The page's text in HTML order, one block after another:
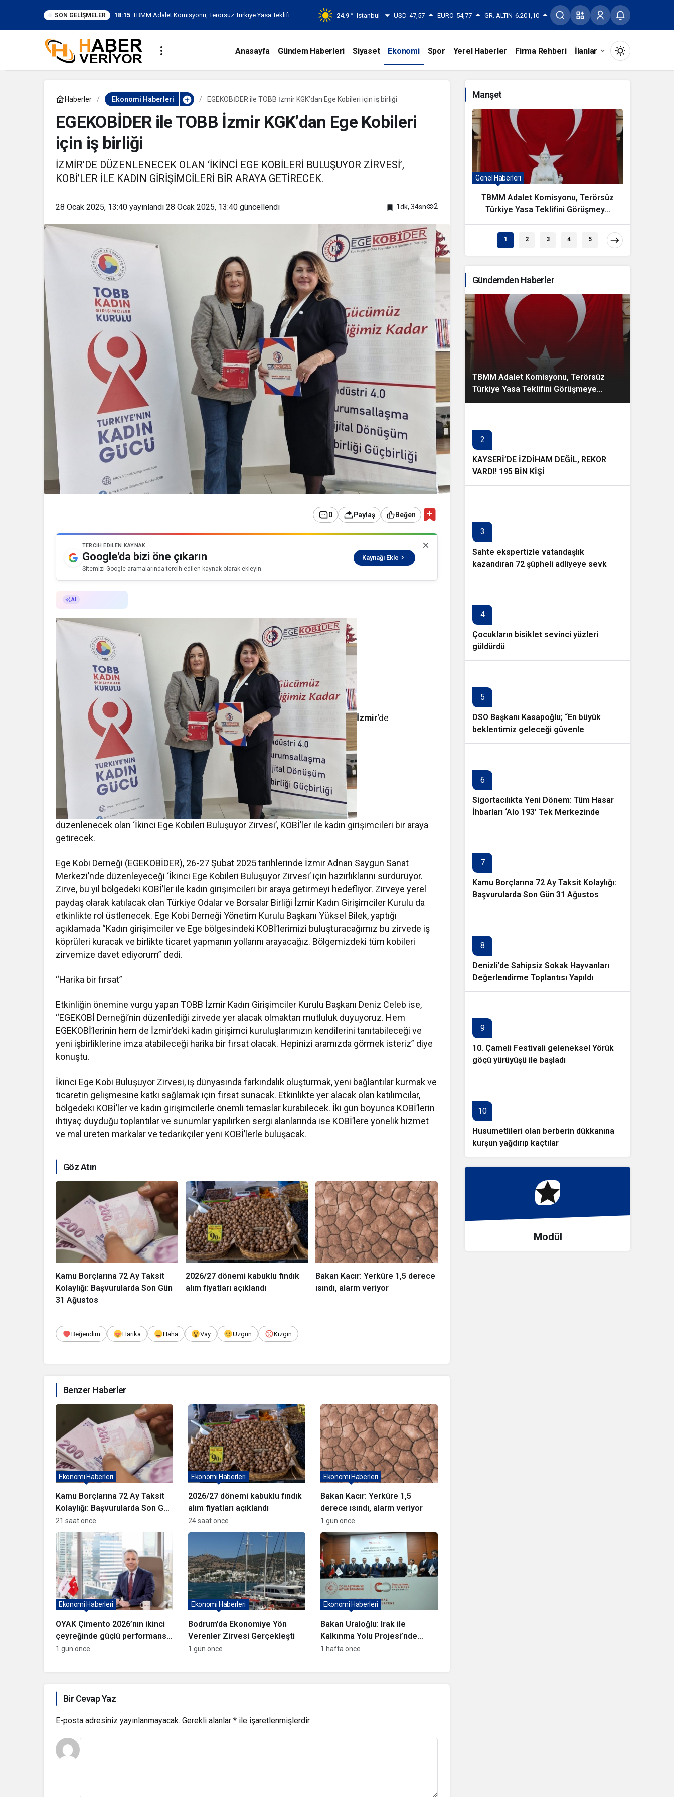
SON GELIŞMELER 17:26 KAYSERİ’DE İZDİHAM DEĞİL, REKOR VARDI! 195 BİN 24.9 ° Istanbul USD 47,57 EURO 54,77 GR. ALTIN 6.201,10
Anasayfa Gündem Haberleri Siyaset Ekonomi Spor Yerel Haberler Firma Rehberi İlanlar
Mod
Gündüz Modu
Gündüz modunu seçin.
Gece Modu
Gece modunu seçin.
Sistem Modu
Haberler Ekonomi Haberleri EGEKOBİDER ile TOBB İzmir KGK’dan Ege Kobileri için iş birliği
EGEKOBİDER ile TOBB İzmir KGK’dan Ege Kobileri
için iş birliği
İZMİR’DE DÜZENLENECEK OLAN ‘İKİNCİ EGE KOBİLERİ BULUŞUYOR ZİRVESİ’,
KOBİ’LER İLE KADIN GİRİŞİMCİLERİ BİR ARAYA GETİRECEK.
28 Ocak 2025, 13:40 yayınlandı 28 Ocak 2025, 13:40 güncellendi 1dk, 34sn 2
0 Paylaş Beğen
TERCIH EDILEN KAYNAK
Google'da bizi öne çıkarın
Sitemizi Google aramalarında tercih edilen kaynak olarak ekleyin.
Kaynağı Ekle
AI
İzmir’de
düzenlenecek olan ‘İkinci Ege Kobileri Buluşuyor Zirvesi’, KOBİ’ler ile kadın girişimcileri bir araya
getirecek.
Ege Kobi Derneği (EGEKOBİDER), 26-27 Şubat 2025 tarihlerinde İzmir Adnan Saygun Sanat
Merkezi’nde düzenleyeceği ‘İkinci Ege Kobileri Buluşuyor Zirvesi’ için hazırlıklarını sürdürüyor.
Zirve, bu yıl bölgedeki KOBİ’ler ile kadın girişimcileri bir araya getirmeyi hedefliyor. Zirveye yerel
paydaş olarak katılacak olan Türkiye Odalar ve Borsalar Birliği İzmir Kadın Girişimciler Kurulu da
etkinlikte rol üstlenecek. Ege Kobi Derneği Yönetim Kurulu Başkanı Yüksel Bilek, yaptığı
açıklamada “Kadın girişimciler ve Ege bölgesindeki KOBİ’lerimizi buluşturacağımız bu zirvede iş
köprüleri kuracak ve birlikte ticaret yapmanın yollarını arayacağız. Bölgemizdeki tüm kobileri
zirvemize davet ediyorum” dedi.
“Harika bir fırsat”
Etkinliğin önemine vurgu yapan TOBB İzmir Kadın Girişimciler Kurulu Başkanı Deniz Celeb ise,
“EGEKOBİ Derneği’nin düzenlediği zirvede yer alacak olmaktan mutluluk duyuyoruz. Hem
EGEKOBİ’lerinin hem de İzmir’deki kadın girişimci kuruluşlarımızın kendilerini tanıtabileceği ve
yeni işbirliklerine imza atabileceği harika bir fırsat olacak. Hepinizi aramızda görmek isteriz” diye
konuştu.
İkinci Ege Kobi Buluşuyor Zirvesi, iş dünyasında farkındalık oluşturmak, yeni bağlantılar kurmak ve
ticaretin gelişmesine katkı sağlamak için fırsat sunacak. Etkinlikte yer alacak olan katılımcılar,
bölgedeki KOBİ’ler ve kadın girişimcilerle önemli temaslar kurabilecek. İki gün boyunca KOBİ’lerin
ihtiyaç duyduğu toplantılar ve sunumlar yapılırken sergi alanlarında ise KOBİ’lere yönelik hizmet
ve mal üreten markalar ve tedarikçiler yeni KOBİ’lerle buluşacak.
Göz Atın
Kamu Borçlarına 72 Ay Taksit
Kolaylığı: Başvurularda Son Gün
31 Ağustos
2026/27 dönemi kabuklu fındık
alım fiyatları açıklandı
Bakan Kacır: Yerküre 1,5 derece
ısındı, alarm veriyor
Beğendim Harika Haha Vay Üzgün Kızgın
Benzer Haberler
Kamu Borçlarına 72 Ay Taksit
Kolaylığı: Başvurularda Son Gün
31 Ağustos
Ekonomi Haberleri
21 saat önce
2026/27 dönemi kabuklu fındık
alım fiyatları açıklandı
Ekonomi Haberleri
24 saat önce
Bakan Kacır: Yerküre 1,5
derece ısındı, alarm veriyor
Ekonomi Haberleri
1 gün önce
OYAK Çimento 2026’nın ikinci
çeyreğinde güçlü performans
sergiledi
Ekonomi Haberleri
1 gün önce
Bodrum’da Ekonomiye Yön
Verenler Zirvesi Gerçekleşti
Ekonomi Haberleri
1 gün önce
Bakan Uraloğlu: Irak ile
Kalkınma Yolu Projesi’nde
görüş farklılığı yok
Ekonomi Haberleri
1 hafta önce
Bir Cevap Yaz
E-posta adresiniz yayınlanmayacak. Gerekli alanlar * ile işaretlenmişlerdir
Manşet
Genel Haberleri
TBMM Adalet Komisyonu, Terörsüz
Türkiye Yasa Teklifini Görüşmeye
1 2 3 4 5
Gündemden Haberler
TBMM Adalet Komisyonu, Terörsüz
Türkiye Yasa Teklifini Görüşmeye
Başladı
2
KAYSERİ’DE İZDİHAM DEĞİL, REKOR
VARDI! 195 BİN KİŞİ
3
Sahte ekspertizle vatandaşlık
kazandıran 72 şüpheli adliyeye sevk
edildi
4
Çocukların bisiklet sevinci yüzleri
güldürdü
5
DSO Başkanı Kasapoğlu; “En büyük
beklentimiz geleceği güvenle
planlayabileceğimiz istikrarlı bir yatırım
6
Sigortacılıkta Yeni Dönem: Tüm Hasar
İhbarları ‘Alo 193’ Tek Merkezinde
Toplanıyor
7
Kamu Borçlarına 72 Ay Taksit Kolaylığı:
Başvurularda Son Gün 31 Ağustos
8
Denizli’de Sahipsiz Sokak Hayvanları
Değerlendirme Toplantısı Yapıldı
9
10. Çameli Festivali geleneksel Yörük
göçü yürüyüşü ile başladı
10
Husumetlileri olan berberin dükkanına
kurşun yağdırıp kaçtılar
Modül